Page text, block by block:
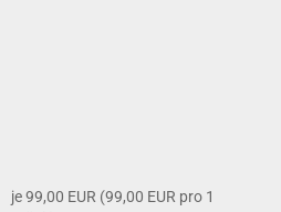
je 99,00 EUR (99,00 EUR pro 1